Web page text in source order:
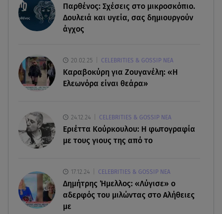
07.08.26 , 09:03
Η «καταραμένη»​​​​​​​ ζωή της Ελίζαμπεθ Τέιλορ
07.08.26 , 08:51
Marfin: Έφτασε στην Αθήνα η 46χρονη μετά την
έκδοσή της από τη Βρετανία
Χρηστίδου: Ο «photobomber» ανάμεσα σε εκείνη
και τη Χριστίνα Κοντοβά
και να ζητάνε βοήθεια»
Παρθένος: Σχέσεις στο μικροσκόπιο.
Δουλειά και υγεία, σας δημιουργούν
άγχος
20.02.25 CELEBRITIES & GOSSIP ΝΕΑ
Καραβοκύρη για Ζουγανέλη: «Η
Ελεωνόρα είναι θεάρα»
24.12.24 CELEBRITIES & GOSSIP ΝΕΑ
Εριέττα Κούρκουλου: Η φωτογραφία
με τους γιους της από το
17.12.24 CELEBRITIES & GOSSIP ΝΕΑ
Δημήτρης Ήμελλος: «Λύγισε» ο
αδερφός του μιλώντας στο Αλήθειες
με